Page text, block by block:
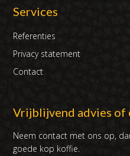
Services
Referenties
Privacy statement
Contact
Vrijblijvend advies of
Neem contact met ons op,
goede kop koffie.